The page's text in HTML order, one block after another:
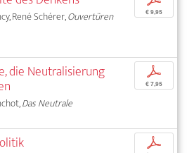
René Schérer,Ouvertüren € 9,95
die Neutralisierung
Das Neutrale
p
€ 7,95
p